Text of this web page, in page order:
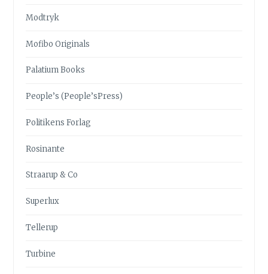
Modtryk
Mofibo Originals
Palatium Books
People’s (People’sPress)
Politikens Forlag
Rosinante
Straarup & Co
Superlux
Tellerup
Turbine